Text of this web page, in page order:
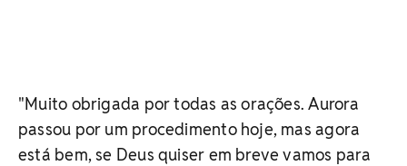
"Muito obrigada por todas as orações. Aurora
passou por um procedimento hoje, mas agora
está bem, se Deus quiser em breve vamos para